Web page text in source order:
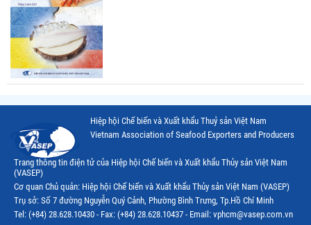
Hiệp hội Chế biến và Xuất khẩu Thuỷ sản Việt Nam
Vietnam Association of Seafood Exporters and Producers
Trang thông tin điện tử của Hiệp hội Chế biến và Xuất khẩu Thủy sản Việt Nam
(VASEP)
Cơ quan Chủ quản: Hiệp hội Chế biến và Xuất khẩu Thủy sản Việt Nam (VASEP)
Trụ sở: Số 7 đường Nguyễn Quý Cảnh, Phường Bình Trưng, Tp.Hồ Chí Minh
Tel: (+84) 28.628.10430 - Fax: (+84) 28.628.10437 - Email: vphcm@vasep.com.vn